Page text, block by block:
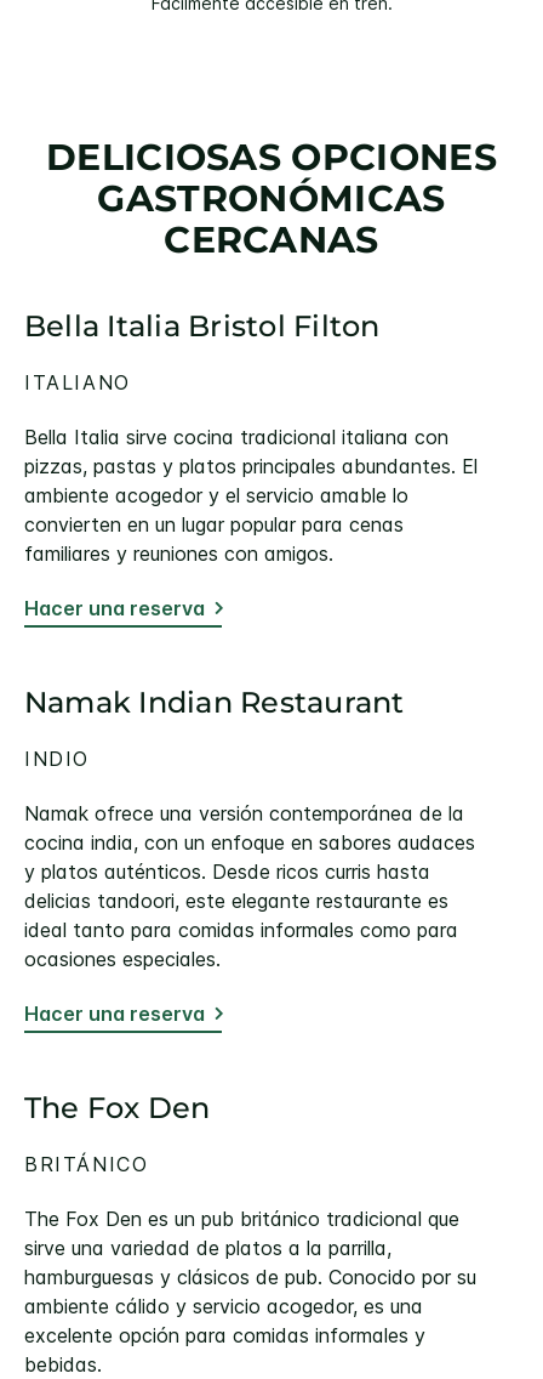
DELICIOSAS OPCIONES
GASTRONÓMICAS
CERCANAS
Bella Italia Bristol Filton
ITALIANO
Bella Italia sirve cocina tradicional italiana con
pizzas, pastas y platos principales abundantes. El
ambiente acogedor y el servicio amable lo
convierten en un lugar popular para cenas
familiares y reuniones con amigos.
Hacer una reserva
Namak Indian Restaurant
INDIO
Namak ofrece una versión contemporánea de la
cocina india, con un enfoque en sabores audaces
y platos auténticos. Desde ricos curris hasta
delicias tandoori, este elegante restaurante es
ideal tanto para comidas informales como para
ocasiones especiales.
Hacer una reserva
The Fox Den
BRITÁNICO
The Fox Den es un pub británico tradicional que
sirve una variedad de platos a la parrilla,
hamburguesas y clásicos de pub. Conocido por su
ambiente cálido y servicio acogedor, es una
excelente opción para comidas informales y
bebidas.